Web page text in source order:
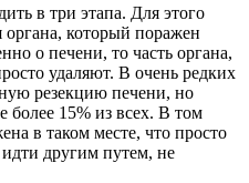
в три этапа. Для этого
органа, который поражен
о печени, то часть органа,
удаляют. В очень редких
резекцию печени, но
более 15% из всех. В том
в таком месте, что просто
идти другим путем, не